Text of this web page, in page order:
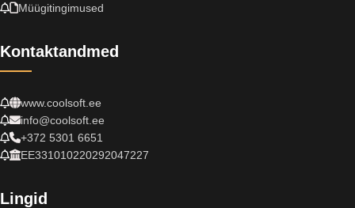
Müügitingimused
Kontaktandmed
www.coolsoft.ee
info@coolsoft.ee
+372 5301 6651
EE331010220292047227
Lingid